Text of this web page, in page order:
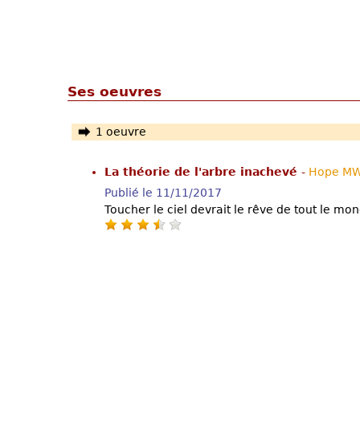
Ses oeuvres
1 oeuvre
La théorie de l'arbre inachevé - Hope
Publié le 11/11/2017
Toucher le ciel devrait le rêve de tout le